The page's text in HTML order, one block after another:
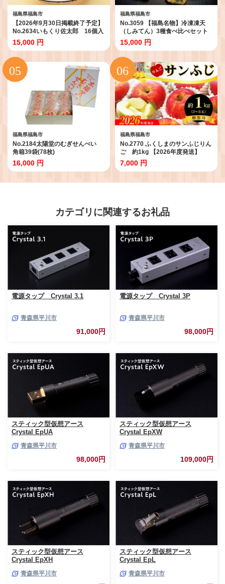
福島県福島市
【2026年9月30日掲載終了予定】
No.2634いもくり佐太郎 16個入
15,000 円
福島県福島市
No.3059 【福島名物】冷凍凍天
（しみてん）3種食べ比べセット
10個入
15,000 円
福島県福島市
No.2184太陽堂のむぎせんべい
角箱39袋(78枚)
16,000 円
福島県福島市
No.2770 ふくしまのサンふじりん
ご 約1kg 【2026年度発送】
No.2419_2431_2770_2771_277
2_2773
7,000 円
カテゴリに関連するお礼品
電源タップ Crystal 3.1
青森県平川市
91,000円
電源タップ Crystal 3P
青森県平川市
98,000円
スティック型仮想アース
Crystal EpUA
青森県平川市
98,000円
スティック型仮想アース
Crystal EpXW
青森県平川市
109,000円
スティック型仮想アース
Crystal EpXH
青森県平川市
スティック型仮想アース
Crystal EpL
青森県平川市